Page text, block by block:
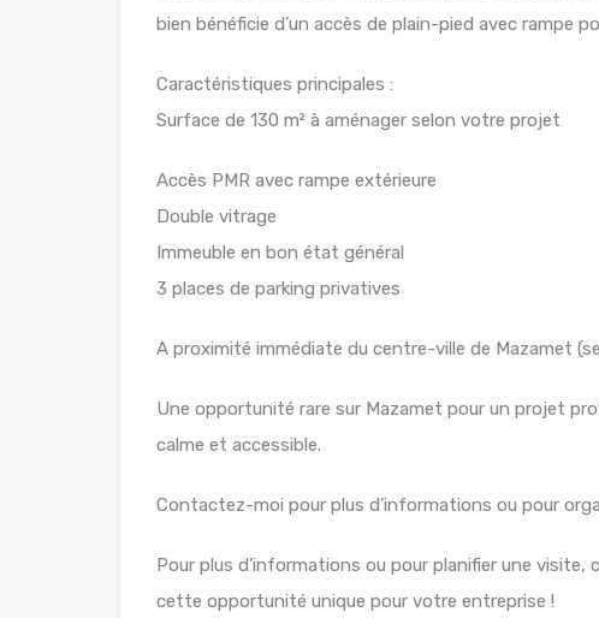
bien bénéficie d’un accès de plain-pied avec rampe
Caractéristiques principales :
Surface de 130 m² à aménager selon votre projet
Accès PMR avec rampe extérieure
Double vitrage
Immeuble en bon état général
3 places de parking privatives
A proximité immédiate du centre-ville de Mazamet
Une opportunité rare sur Mazamet pour un projet
calme et accessible.
Contactez-moi pour plus d’informations ou pour
Pour plus d’informations ou pour planifier une visite,
cette opportunité unique pour votre entreprise !